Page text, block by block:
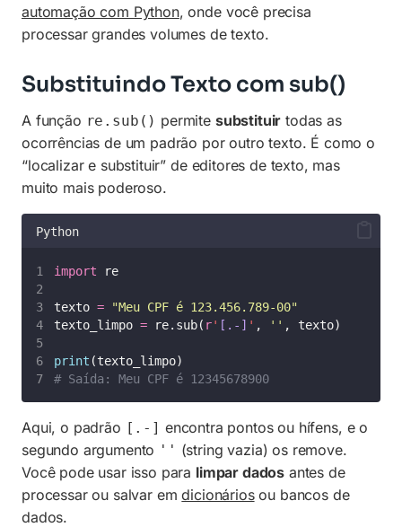
automação com Python, onde você precisa
processar grandes volumes de texto.
Substituindo Texto com sub()
A função re.sub() permite substituir todas as
ocorrências de um padrão por outro texto. É como o
“localizar e substituir” de editores de texto, mas
muito mais poderoso.
Python
import re
texto = "Meu CPF é 123.456.789-00"
texto_limpo = re.sub( r' [.-] ' , '' , texto)
print (texto_limpo)
# Saída: Meu CPF é 12345678900
Aqui, o padrão [.-] encontra pontos ou hífens, e o
segundo argumento '' (string vazia) os remove.
Você pode usar isso para limpar dados antes de
processar ou salvar emdicionáriosou bancos de
dados.